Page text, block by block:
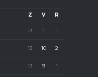
Z V R
13 11 1
13 10 2
13 9 1